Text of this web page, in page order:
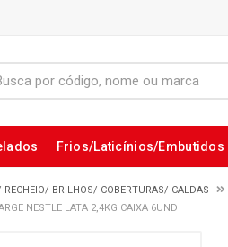
Frios/Laticínios/Embutidos
RECHEIO/ BRILHOS/ COBERTURAS/ CALDAS
NESTLE LATA 2,4KG CAIXA 6UND